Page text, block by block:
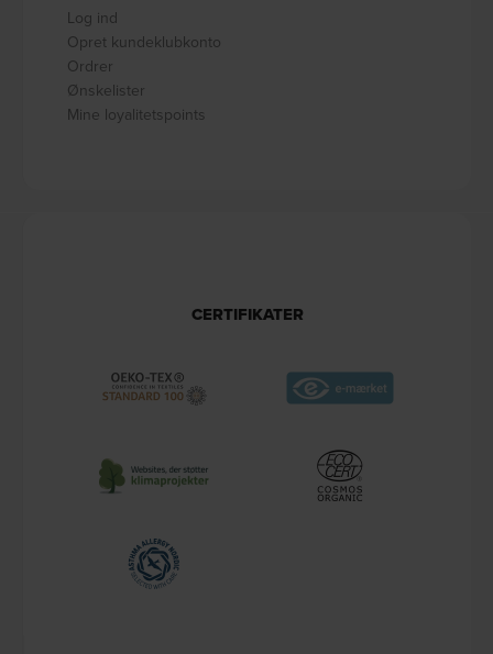
Log ind
Opret kundeklubkonto
Ordrer
Ønskelister
Mine loyalitetspoints
CERTIFIKATER